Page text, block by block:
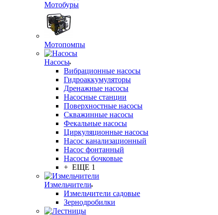
Мотобуры
Мотопомпы
Насосы
Вибрационные насосы
Гидроаккумуляторы
Дренажные насосы
Насосные станции
Поверхностные насосы
Скважинные насосы
Фекальные насосы
Циркуляционные насосы
Насос канализационный
Насос фонтанный
Насосы бочковые
+ ЕЩЕ 1
Измельчители
Измельчители садовые
Зернодробилки